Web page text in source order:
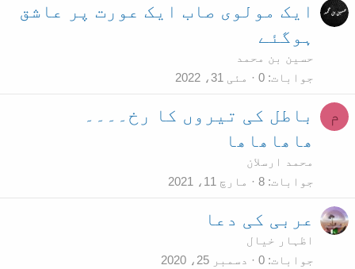
ایک مولوی صاب ایک عورت پر عاشق
ہوگئے
حسین بن محمد
جوابات 0 مئی 31، 2022
م
باطل کی تیروں کا رخ۔۔۔۔
ھاھاھاھا
محمد ارسلان
جوابات 8 مارچ 11، 2021
عربی کی دعا
اظہار خیال
جوابات 0 دسمبر 25، 2020